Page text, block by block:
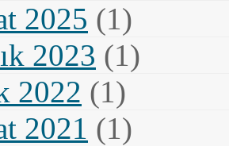
2025 (1)
2023 (1)
2022 (1)
2021 (1)